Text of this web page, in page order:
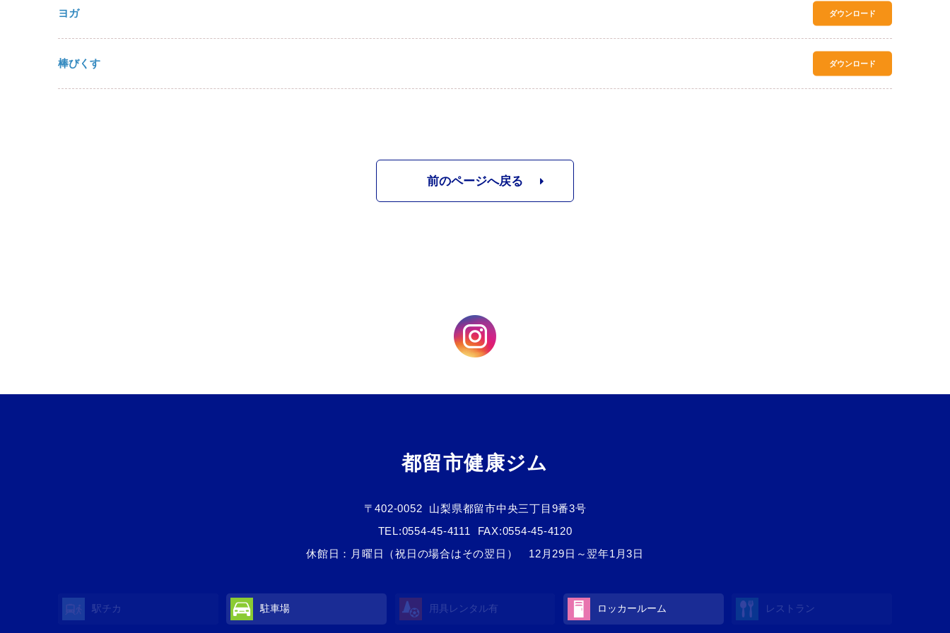
ヨガ ダウンロード
棒びくす ダウンロード
前のページへ戻る
都留市健康ジム
〒402-0052
山梨県都留市中央三丁目9番3号
TEL:0554-45-4111
FAX:0554-45-4120
休館日：月曜日（祝日の場合はその翌日） 12月29日～翌年1月3日
駅チカ 駐車場 用具レンタル有 ロッカールーム レストラン